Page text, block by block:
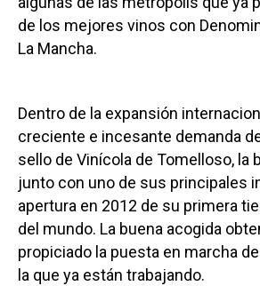
de los mejores vinos con
La Mancha.
Dentro de la expansión
creciente e incesante demanda
sello de Vinícola de Tomelloso, la
junto con uno de sus principales
apertura en 2012 de su primera
del mundo. La buena acogida
propiciado la puesta en marcha
la que ya están trabajando.